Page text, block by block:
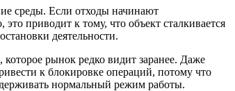
среды. Если отходы начинают
приводит к тому, что объект сталкивается
деятельности.
рынок редко видит заранее. Даже
к блокировке операций, потому что
нормальный режим работы.